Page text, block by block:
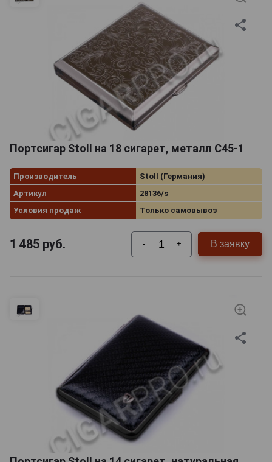
Портсигар Stoll на 18 сигарет, металл C45-1
Производитель
Stoll (Германия)
Артикул
28136/s
Условия продаж
Только самовывоз
1 485 руб. - + В заявку